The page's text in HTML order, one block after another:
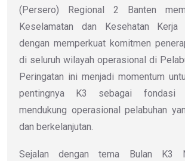
(Persero) Regional 2 Banten
Keselamatan dan Kesehatan Kerja
dengan memperkuat komitmen
di seluruh wilayah operasional di
Peringatan ini menjadi momentum
pentingnya K3 sebagai fondasi
mendukung operasional pelabuhan
dan berkelanjutan.
Sejalan dengan tema Bulan K3